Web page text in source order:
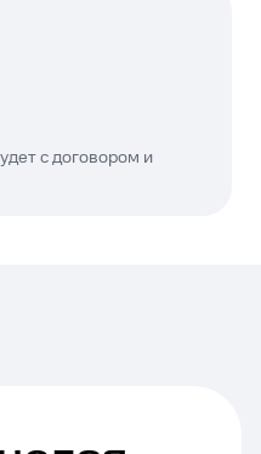
с договором и